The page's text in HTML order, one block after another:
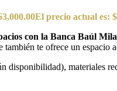
El precio actual es:
con la Banca Baúl
también te ofrece un espacio
disponibilidad), materiales